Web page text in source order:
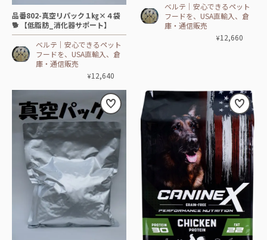
品番802-真空リパック１㎏×４袋
🐕 【低脂肪_消化器サポート】
ベルテ│安心できるペット
フードを、USA直輸入、倉
庫・通信販売
¥12,640
約89杯】ベルテ│安心できるペット
フードを、USA直輸入、倉
庫・通信販売
¥12,660